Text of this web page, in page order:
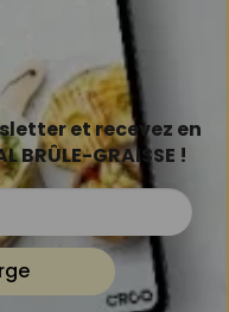
et recevez en
BRÛLE-GRAISSE !